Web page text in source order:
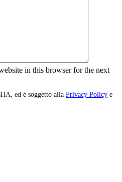
in this browser for the next
ed è soggetto alla Privacy Policy e